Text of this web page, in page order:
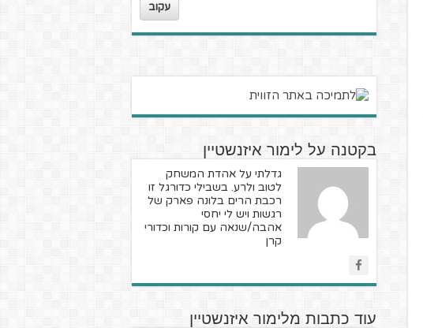
עקוב
בקטנה על לימור איזנשטיין
גדלתי על אהדת המשחק
לטוב ולרע. בשבילי כדורגל זו
רכבת הרים בלונה פארק של
רגשות ויש לי יחסי
אהבה/שנאה עם קורות וכדורי
קרן
עוד כתבות מלימור איזנשטיין